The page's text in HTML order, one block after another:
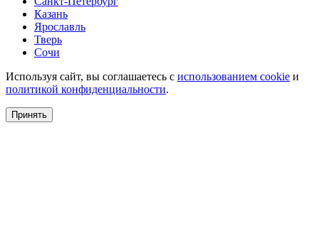
Казань
Ярославль
Тверь
Сочи
Используя сайт, вы соглашаетесь с использованием cookie и
политикой конфиденциальности.
Принять